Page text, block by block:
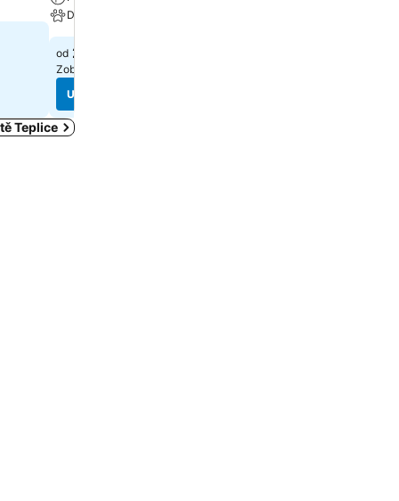
Domácí mazlíčci povoleni
od 2 070 Kč
Zobrazte si ceny z
Ukázat ceny
Teplice